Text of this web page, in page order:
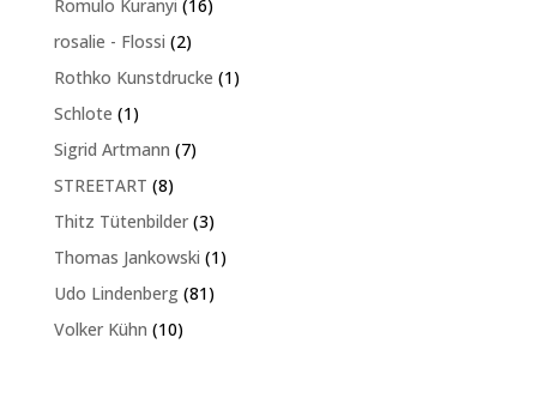
Romulo Kuranyi 16
rosalie - Flossi 22
Produkte
Rothko Kunstdrucke 11
Schlote 11
Produkt
Sigrid Artmann 77
STREETART 88
Produkte
Thitz Tütenbilder 33
Produkte
Thomas Jankowski 11
Udo Lindenberg 8181
Volker Kühn 1010